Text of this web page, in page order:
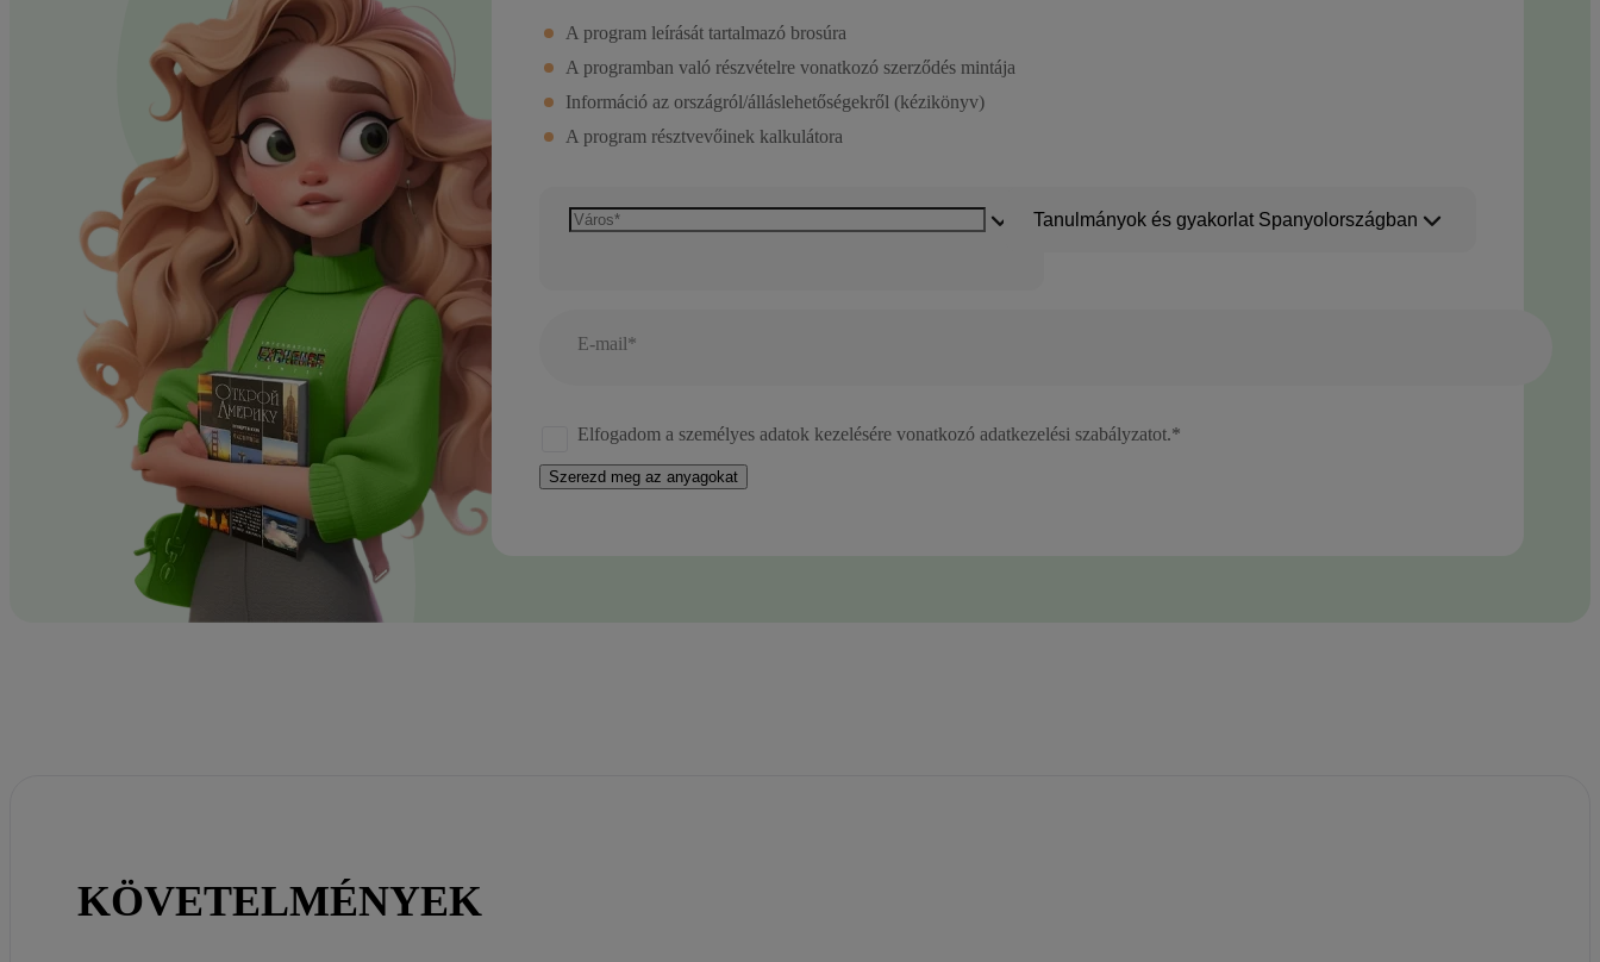
A program leírását tartalmazó brosúra
A programban való részvételre vonatkozó szerződés mintája
Információ az országról/álláslehetőségekről (kézikönyv)
A program résztvevőinek kalkulátora
Tanulmányok és gyakorlat Spanyolországban
E-mail*
Elfogadom a személyes adatok kezelésére vonatkozó adatkezelési szabályzatot.*
Szerezd meg az anyagokat
KÖVETELMÉNYEK